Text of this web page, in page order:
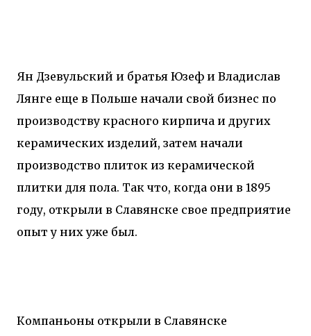
Ян Дзевульский и братья Юзеф и Владислав
Лянге еще в Польше начали свой бизнес по
производству красного кирпича и других
керамических изделий, затем начали
производство плиток из керамической
плитки для пола. Так что, когда они в 1895
году, открыли в Славянске свое предприятие
опыт у них уже был.
Компаньоны открыли в Славянске